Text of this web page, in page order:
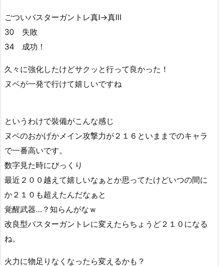
ごついバスターガントレ真Ⅰ→真Ⅲ
30 失敗
34 成功！
久々に強化したけどサクッと行って良かった！
ヌベが一発で行けて嬉しいですね
というわけで裝備がこんな感じ
ヌベのおかげかメイン攻撃力が２１６といままでのキャラ
で一番高いです。
数字見た時にびっくり
最近２００越えて嬉しいなぁとか思ってたけどいつの間に
か２１０も超えたんだなぁと
覚醒武器…？知らんがなｗ
改良型バスターガントレに変えたらちょうど２１０になる
ね。
火力に物足りなくなったら変えるかも？